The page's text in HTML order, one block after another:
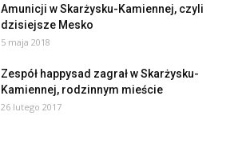
Amunicji w Skarżysku-Kamiennej, czyli
dzisiejsze Mesko
5 maja 2018
Zespół happysad zagrał w Skarżysku-
Kamiennej, rodzinnym mieście
26 lutego 2017